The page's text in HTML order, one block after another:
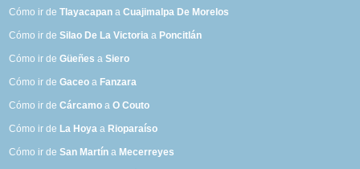
Cómo ir deTlayacapan aCuajimalpa De Morelos
Cómo ir deSilao De La Victoria a Poncitlán
Cómo ir deGüeñes aSiero
Cómo ir deGaceo a Fanzara
Cómo ir deCárcamo aO Couto
Cómo ir de La Hoya a Rioparaíso
Cómo ir deSan Martín a Mecerreyes